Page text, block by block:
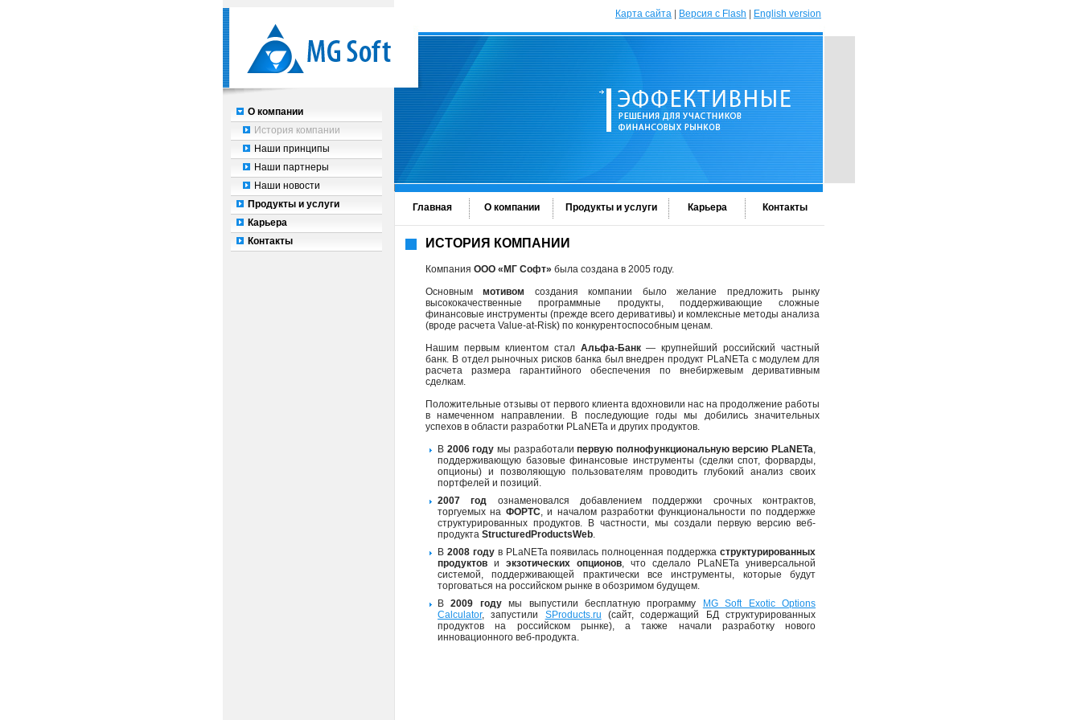
О компании
История компании
Наши принципы
Наши партнеры
Наши новости
Продукты и услуги
Карьера
Контакты
Карта сайта Версия с Flash English version
Главная О компании Продукты и услуги Карьера Контакты
ИСТОРИЯ КОМПАНИИ
Компания ООО «МГ Софт» была создана в 2005 году.
Основныммотивом
создания компании было желание предложить рынку
высококачественные программные продукты, поддерживающие сложные
финансовые инструменты (прежде всего деривативы) и комлексные методы анализа
(вроде расчета Value-at-Risk) по конкурентоспособным ценам.
Нашим первым клиентом стал Альфа-Банк— крупнейший российский частный
банк. В отдел рыночных рисков банка был внедрен продукт PLaNETa с модулем для
расчета размера гарантийного обеспечения по внебиржевым деривативным
сделкам.
Положительные отзывы от первого клиента вдохновили нас на продолжение работы
в намеченном направлении. В последующие годы мы добились значительных
успехов в области разработки PLaNETa и других продуктов.
В 2006 году мы разработалипервую полнофункциональную версию PLaNETa,
поддерживающую базовые финансовые инструменты (сделки спот, форварды,
опционы) и позволяющую пользователям проводить глубокий анализ своих
портфелей и позиций.
2007 год ознаменовался добавлением поддержки срочных контрактов,
торгуемых на ФОРТС, и началом разработки функциональности по поддержке
структурированных продуктов. В частности, мы создали первую версию веб-
продукта StructuredProductsWeb.
В 2008 годув PLaNETa появилась полноценная поддержка структурированных
продуктов и экзотических опционов, что сделало PLaNETa универсальной
системой, поддерживающей практически все инструменты, которые будут
торговаться на российском рынке в обозримом будущем.
В2009 годумы выпустили бесплатную программу
MG Soft Exotic Options
Calculator, запустили SProducts.ru (сайт, содержащий БД структурированных
продуктов на российском рынке), а также начали разработку нового
инновационного веб-продукта.